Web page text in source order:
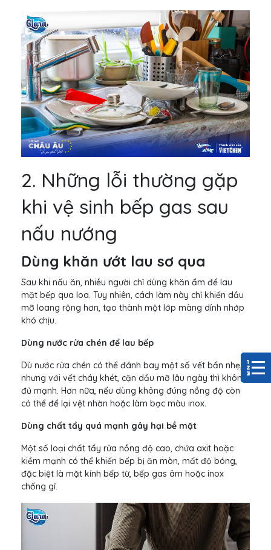
2. Những lỗi thường gặp
khi vệ sinh bếp gas sau
nấu nướng
Dùng khăn ướt lau sơ qua
Sau khi nấu ăn, nhiều người chỉ dùng khăn ẩm để lau
mặt bếp qua loa. Tuy nhiên, cách làm này chỉ khiến dầu
mỡ loang rộng hơn, tạo thành một lớp màng dính nhớp
khó chịu.
Dùng nước rửa chén để lau bếp
Dù nước rửa chén có thể đánh bay một số vết bẩn nhẹ,
nhưng với vết cháy khét, cặn dầu mỡ lâu ngày thì không
đủ mạnh. Hơn nữa, nếu dùng không đúng nồng độ còn
có thể để lại vệt nhờn hoặc làm bạc màu inox.
Dùng chất tẩy quá mạnh gây hại bề mặt
Một số loại chất tẩy rửa nồng độ cao, chứa axit hoặc
kiềm mạnh có thể khiến bếp bị ăn mòn, mất độ bóng,
đặc biệt là mặt kính bếp từ, bếp gas âm hoặc inox
chống gỉ.